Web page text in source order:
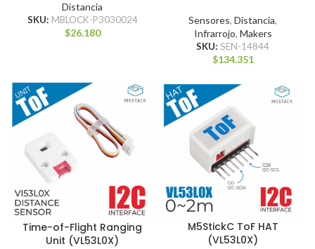
Distancia
SKU: MBLOCK-P3030024
$26.180
Sensores, Distancia,
Infrarrojo, Makers
SKU: SEN-14844
$134.351
Time-of-Flight Ranging
Unit (VL53L0X)
M5StickC ToF HAT
(VL53L0X)